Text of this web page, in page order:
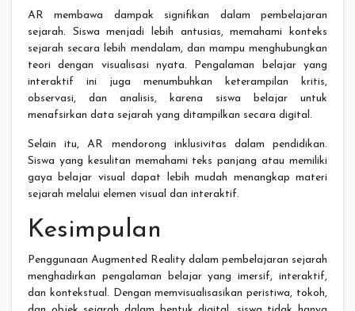
AR membawa dampak signifikan dalam pembelajaran
sejarah. Siswa menjadi lebih antusias, memahami konteks
sejarah secara lebih mendalam, dan mampu menghubungkan
teori dengan visualisasi nyata. Pengalaman belajar yang
interaktif ini juga menumbuhkan keterampilan kritis,
observasi, dan analisis, karena siswa belajar untuk
menafsirkan data sejarah yang ditampilkan secara digital.
Selain itu, AR mendorong inklusivitas dalam pendidikan.
Siswa yang kesulitan memahami teks panjang atau memiliki
gaya belajar visual dapat lebih mudah menangkap materi
sejarah melalui elemen visual dan interaktif.
Kesimpulan
Penggunaan Augmented Reality dalam pembelajaran sejarah
menghadirkan pengalaman belajar yang imersif, interaktif,
dan kontekstual. Dengan memvisualisasikan peristiwa, tokoh,